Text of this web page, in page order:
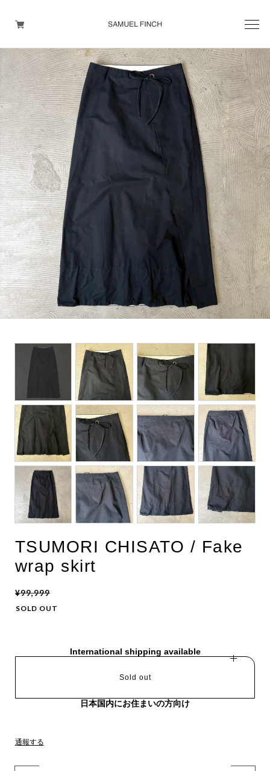
Men's
Maison Martin Margiela
Helmut Lang
Yohji Yamamoto
Other brands
TOPS
OUTER WEAR
BOTTOMS
DESIGNERS ARCHIVES
TSUMORI CHISATO / Fake
wrap skirt
¥99,999
SOLD OUT
International shipping available
Sold out
日本国内にお住まいの方向け
通報する